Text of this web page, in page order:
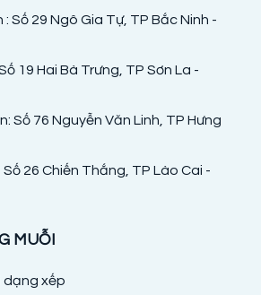
Số 29 Ngô Gia Tự, TP Bắc Ninh -
19 Hai Bà Trưng, TP Sơn La -
Số 76 Nguyễn Văn Linh, TP Hưng
26 Chiến Thắng, TP Lào Cai -
MUỖI
dạng xếp